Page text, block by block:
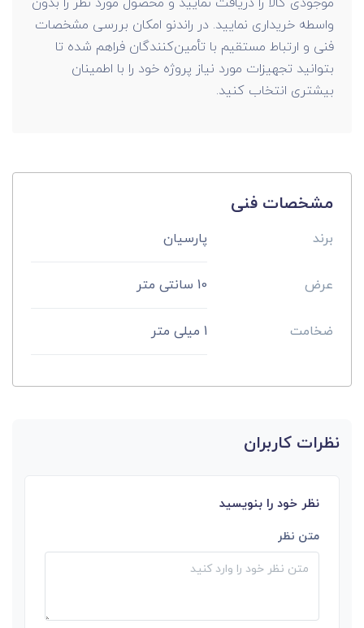
واسطه خریداری نمایید. در راندنو امکان بررسی مشخصات
فنی و ارتباط مستقیم با تأمین‌کنندگان فراهم شده تا
بتوانید تجهیزات مورد نیاز پروژه خود را با اطمینان
بیشتری انتخاب کنید.
مشخصات فنی
برند پارسیان
عرض 10 سانتی متر
ضخامت 1 میلی متر
نظرات کاربران
نظر خود را بنویسید
متن نظر